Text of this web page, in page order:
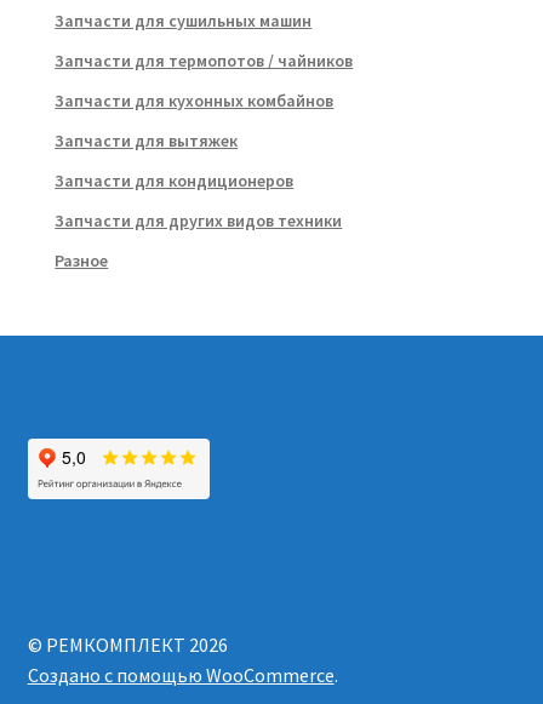
Запчасти для сушильных машин
Запчасти для термопотов / чайников
Запчасти для кухонных комбайнов
Запчасти для вытяжек
Запчасти для кондиционеров
Запчасти для других видов техники
Разное
© РЕМКОМПЛЕКТ 2026
Создано с помощью WooCommerce.